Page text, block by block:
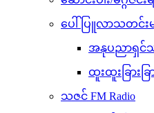
ပေါ်ပြူလာသတင်းမ
အနုပညာရှင်သ
ထူးထူးခြားခြ
သဇင် FM Radio